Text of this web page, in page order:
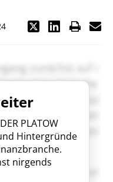
PLATOW
Hintergründe
nirgends